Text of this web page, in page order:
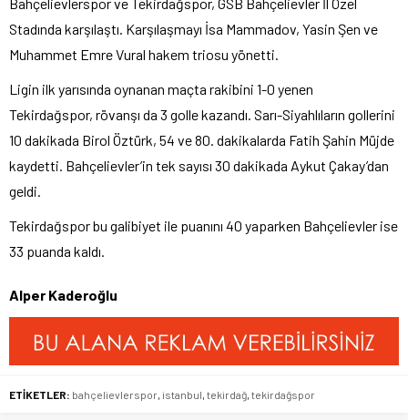
Stadında karşılaştı. Karşılaşmayı İsa Mammadov, Yasin Şen ve
Muhammet Emre Vural hakem triosu yönetti.
Ligin ilk yarısında oynanan maçta rakibini 1-0 yenen
Tekirdağspor, rövanşı da 3 golle kazandı. Sarı-Siyahlıların gollerini
10 dakikada Birol Öztürk, 54 ve 80. dakikalarda Fatih Şahin Müjde
kaydetti. Bahçelievler’in tek sayısı 30 dakikada Aykut Çakay’dan
geldi.
Tekirdağspor bu galibiyet ile puanını 40 yaparken Bahçelievler ise
33 puanda kaldı.
Alper Kaderoğlu
ETİKETLER: bahçelievlerspor istanbul tekirdağ tekirdağspor